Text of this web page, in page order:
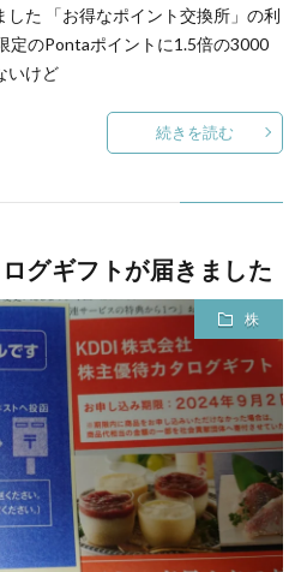
た 「お得なポイント交換所」の利
定のPontaポイントに1.5倍の3000
いけど
続きを読む
グギフトが届きました
株